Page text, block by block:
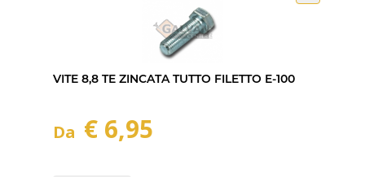
VITE 8,8 TE ZINCATA TUTTO FILETTO E-100
Da € 6,95